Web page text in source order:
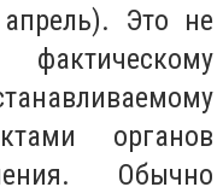
Это не
органов
Обычно